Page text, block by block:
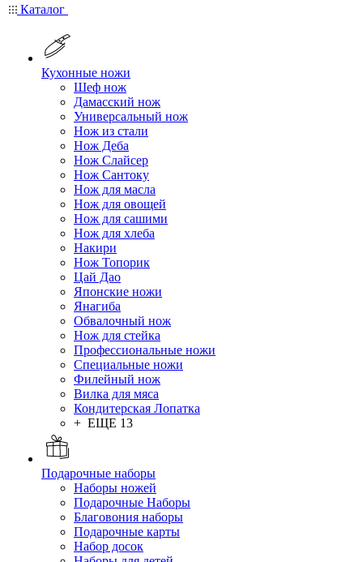
Каталог
Кухонные ножи
Шеф нож
Дамасский нож
Универсальный нож
Нож из стали
Нож Деба
Нож Слайсер
Нож Сантоку
Нож для масла
Нож для овощей
Нож для сашими
Нож для хлеба
Накири
Нож Топорик
Цай Дао
Японские ножи
Янагиба
Обвалочный нож
Нож для стейка
Профессиональные ножи
Специальные ножи
Филейный нож
Вилка для мяса
Кондитерская Лопатка
+ ЕЩЕ 13
Подарочные наборы
Наборы ножей
Подарочные Наборы
Благовония наборы
Подарочные карты
Набор досок